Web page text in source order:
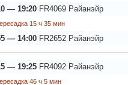
— 19:20 FR4069 Райанэйр
15 ч 35 мин
— 14:00 FR2652 Райанэйр
— 19:25 FR4092 Райанэйр
46 ч 5 мин